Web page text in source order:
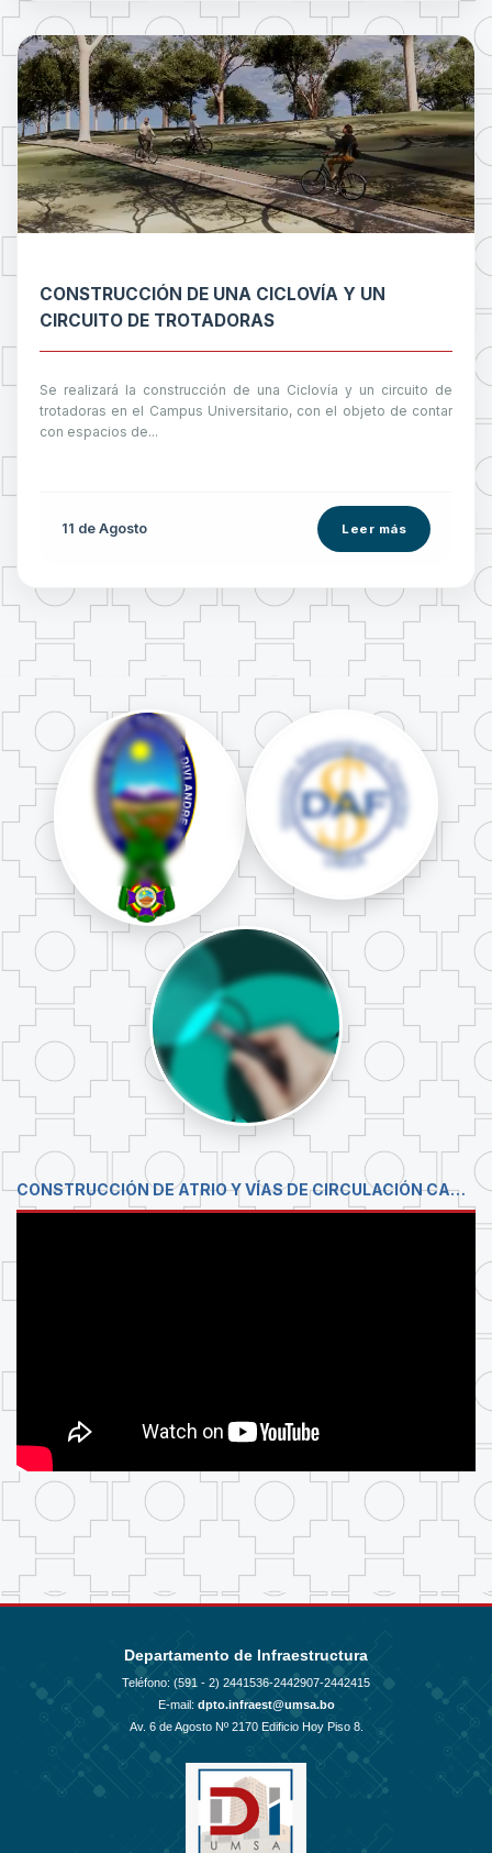
CONSTRUCCIÓN DE UNA CICLOVÍA Y UN
CIRCUITO DE TROTADORAS
Se realizará la construcción de una Ciclovía y un circuito de
trotadoras en el Campus Universitario, con el objeto de contar
con espacios de...
11 de Agosto Leer más
CONSTRUCCIÓN DE ATRIO Y VÍAS DE CIRCULACIÓN CAMPUS UNIVERSITARIO COTA COTA
Departamento de Infraestructura
Teléfono: (591 - 2) 2441536-2442907-2442415
E-mail: dpto.infraest@umsa.bo
Av. 6 de Agosto Nº 2170 Edificio Hoy Piso 8.